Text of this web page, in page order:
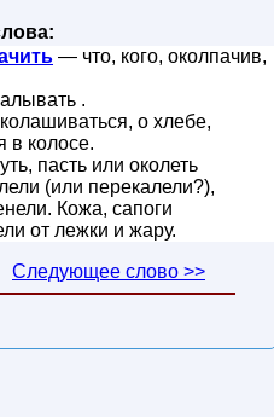
— что, кого, околпачив,
.
о хлебе,
в колосе.
пасть или околеть
(или перекалели?),
Кожа, сапоги
от лежки и жару.
Следующее слово >>